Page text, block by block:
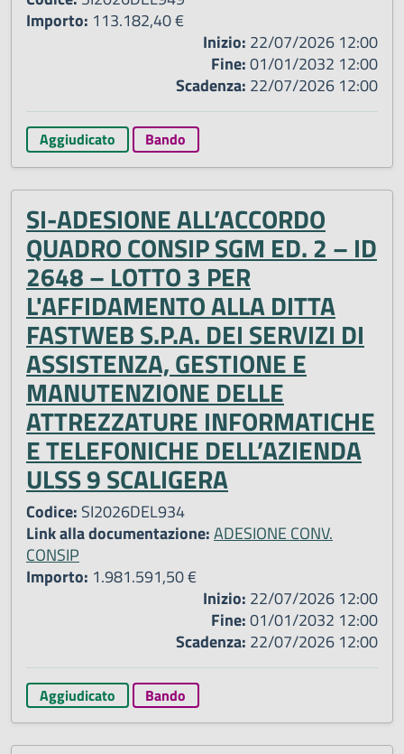
Importo: 113.182,40 €
Inizio: 22/07/2026 12:00
Fine:01/01/2032 12:00
Scadenza: 22/07/2026 12:00
Aggiudicato Bando
SI-ADESIONE ALL’ACCORDO
QUADRO CONSIP SGM ED. 2 – ID
2648 – LOTTO 3 PER
L'AFFIDAMENTO ALLA DITTA
FASTWEB S.P.A. DEI SERVIZI DI
ASSISTENZA, GESTIONE E
MANUTENZIONE DELLE
ATTREZZATURE INFORMATICHE
E TELEFONICHE DELL’AZIENDA
ULSS 9 SCALIGERA
Codice: SI2026DEL934
Link alla documentazione:ADESIONE CONV.
CONSIP
Importo: 1.981.591,50 €
Inizio: 22/07/2026 12:00
Fine:01/01/2032 12:00
Scadenza: 22/07/2026 12:00
Aggiudicato Bando